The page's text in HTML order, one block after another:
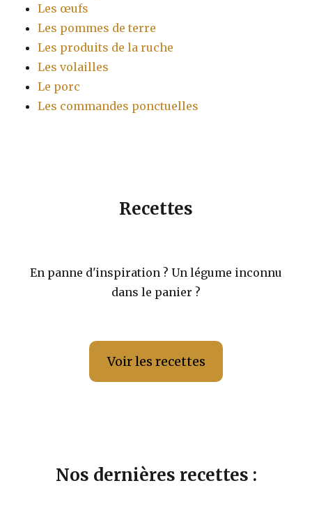
Les œufs
Les pommes de terre
Les produits de la ruche
Les volailles
Le porc
Les commandes ponctuelles
Recettes
En panne d'inspiration ? Un légume inconnu
dans le panier ?
Voir les recettes
Nos dernières recettes :